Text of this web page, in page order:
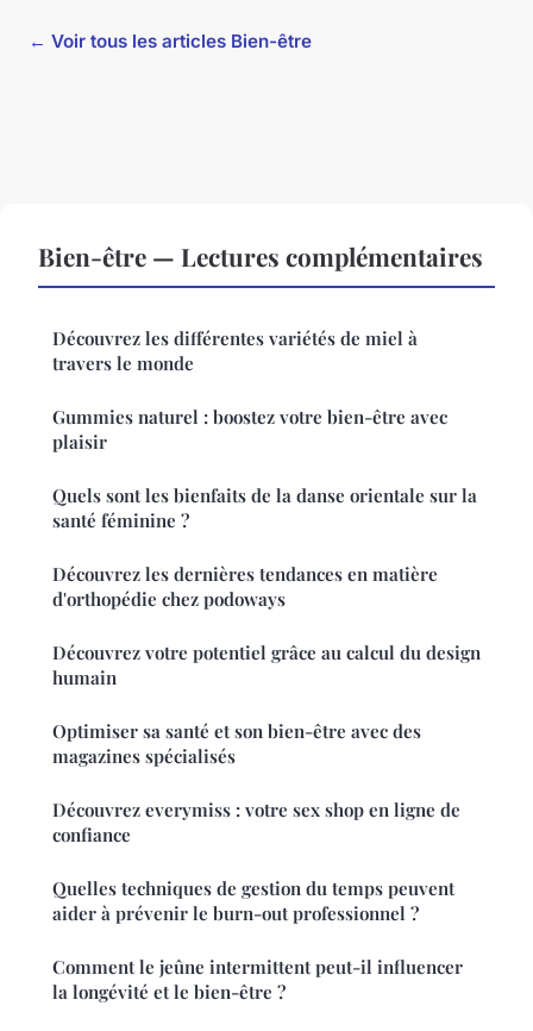
← Voir tous les articles Bien-être
Bien-être — Lectures complémentaires
Découvrez les différentes variétés de miel à
travers le monde
Gummies naturel : boostez votre bien-être avec
plaisir
Quels sont les bienfaits de la danse orientale sur la
santé féminine ?
Découvrez les dernières tendances en matière
d'orthopédie chez podoways
Découvrez votre potentiel grâce au calcul du design
humain
Optimiser sa santé et son bien-être avec des
magazines spécialisés
Découvrez everymiss : votre sex shop en ligne de
confiance
Quelles techniques de gestion du temps peuvent
aider à prévenir le burn-out professionnel ?
Comment le jeûne intermittent peut-il influencer
la longévité et le bien-être ?